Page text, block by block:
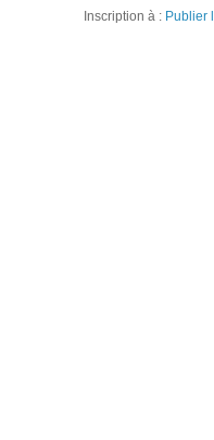
Inscription à : Publier